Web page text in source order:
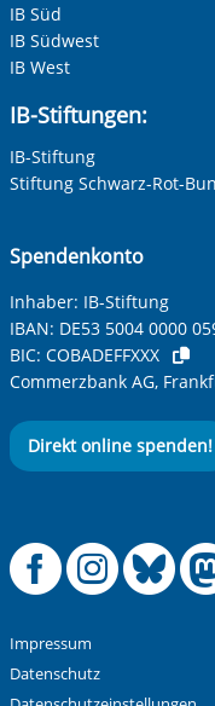
Ihre E-Mail-Adresse
Ihre
Betreff ihrer Anfrage
Ihre Nachricht*
Anti-
Alle Informationen
IB Süd
IB Südwest
IB West
IB-Stiftungen:
IB-Stiftung
Stiftung Schwarz-Rot-
Spendenkonto
Inhaber: IB-Stiftung
IBAN: DE53 5004 0000
BIC: COBADEFFXXX
Commerzbank AG,
Direkt online spenden!
Impressum
Datenschutz